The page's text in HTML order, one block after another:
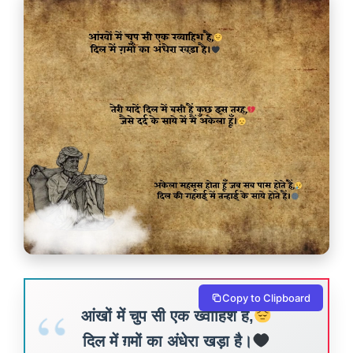
आंखों में चुप सी एक ख्वाहिश है,
दिल में ग़मों का अंधेरा खड़ा है।
Copy to Clipboard